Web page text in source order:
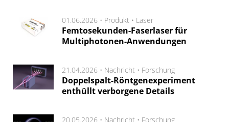
01.06.2026 • Produkt • Laser
Femtosekunden-Faserlaser für
Multiphotonen-Anwendungen
21.04.2026 • Nachricht • Forschung
Doppelspalt-Röntgenexperiment
enthüllt verborgene Details
20.05.2026 • Nachricht • Forschung